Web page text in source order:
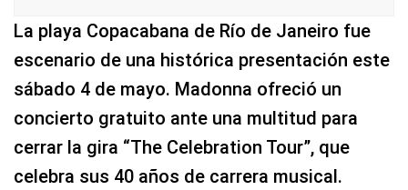
La playa Copacabana de Río de Janeiro fue
escenario de una histórica presentación este
sábado 4 de mayo. Madonna ofreció un
concierto gratuito ante una multitud para
cerrar la gira “The Celebration Tour”, que
celebra sus 40 años de carrera musical.